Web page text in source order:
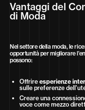
Vantaggi del
di Moda
Nel settore della moda, le
opportunità per migliorare
possono:
Offrire esperienze
sulle preferenze
Creare una
voce come mezzo